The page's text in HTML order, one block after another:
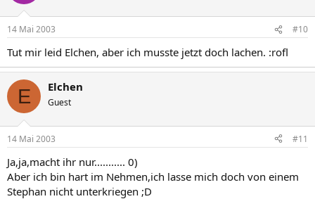
14 Mai 2003 #10
Tut mir leid Elchen, aber ich musste jetzt doch lachen. :rofl
E Elchen
Guest
14 Mai 2003 #11
Ja,ja,macht ihr nur........... 0)
Aber ich bin hart im Nehmen,ich lasse mich doch von einem
Stephan nicht unterkriegen ;D